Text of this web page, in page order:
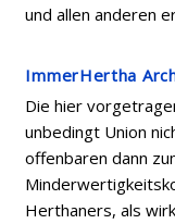
und allen anderen
ImmerHertha
Die hier
unbedingt Union
offenbaren dann
Herthaners, als